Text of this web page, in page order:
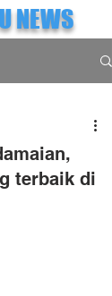
NEWS
terbaik di